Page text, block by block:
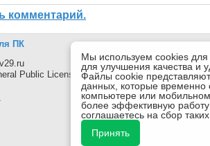
комментарий.
ПК
Public License.
Мы используем cookies
для улучшения качества и
Файлы cookie
данных, которые
компьютере или
более эффективную
соглашаетесь на сбор
Принять